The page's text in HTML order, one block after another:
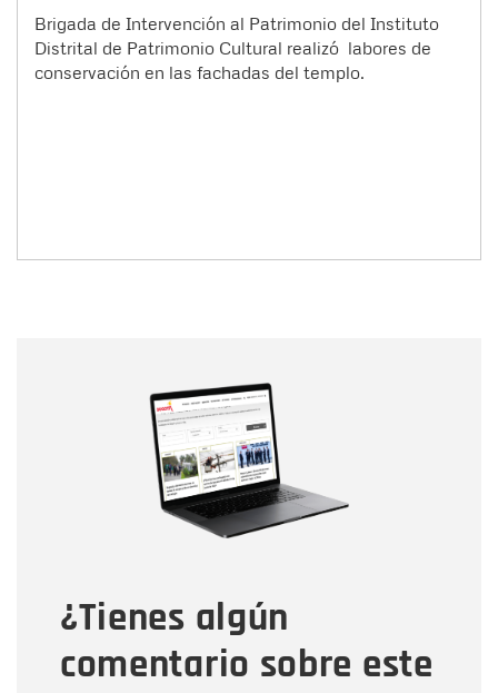
Brigada de Intervención al Patrimonio del Instituto
Distrital de Patrimonio Cultural realizó labores de
conservación en las fachadas del templo.
¿Tienes algún
comentario sobre este
Correo electrónico
Tipo de comentario
Mensaje